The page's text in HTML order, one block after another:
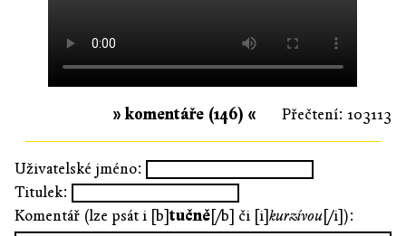
Přečtení: 103113
» komentáře (146) «
Uživatelské jméno:
Titulek:
Komentář (lze psát i [b]tučně[/b] či [i]kurzívou[/i]):